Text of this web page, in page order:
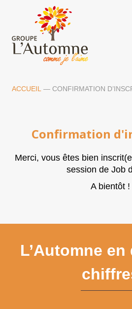
ACCUEIL — CONFIRMATION
Confirmation
Merci, vous êtes bien
session de Job
A bientôt !
L’Automne